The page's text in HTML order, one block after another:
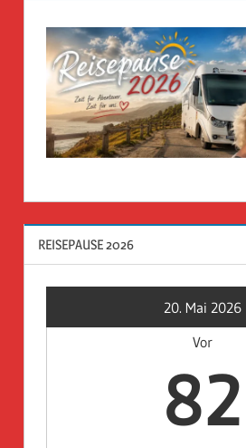
REISEPAUSE 2026
20. Mai 2026
Vor
82